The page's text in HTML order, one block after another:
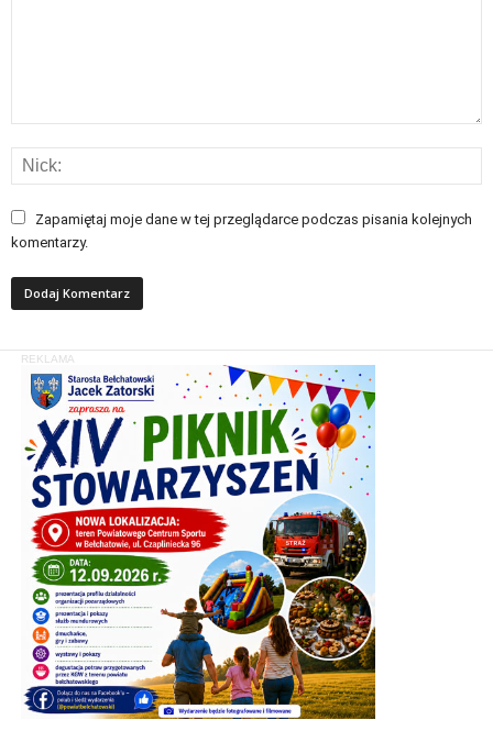
Zapamiętaj moje dane w tej przeglądarce podczas pisania kolejnych
komentarzy.
REKLAMA